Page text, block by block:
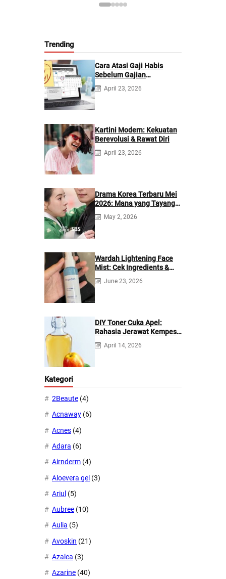
Trending
Cara Atasi Gaji Habis
Sebelum Gajian
Berikutnya
April 23, 2026
Kartini Modern: Kekuatan
Berevolusi & Rawat Diri
April 23, 2026
Drama Korea Terbaru Mei
2026: Mana yang Tayang
di Netflix?
May 2, 2026
Wardah Lightening Face
Mist: Cek Ingredients &
Manfaatnya
June 23, 2026
DIY Toner Cuka Apel:
Rahasia Jerawat Kempes
dalam 2 Hari!
April 14, 2026
Kategori
2Beaute (4)
Acnaway (6)
Acnes (4)
Adara (6)
Airnderm (4)
Aloevera gel (3)
Ariul (5)
Aubree (10)
Aulia (5)
Avoskin (21)
Azalea (3)
Azarine (40)